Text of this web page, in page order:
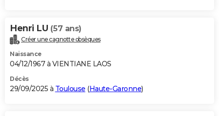
Henri LU (57 ans)
Créer une cagnotte obsèques
Naissance
04/12/1967 à VIENTIANE LAOS
Décès
29/09/2025 à Toulouse (Haute-Garonne)